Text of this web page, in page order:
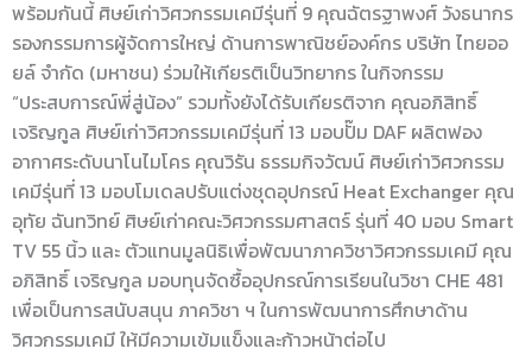
พร้อมกันนี้ ศิษย์เก่าวิศวกรรมเคมีรุ่นที่ 9 คุณฉัตรฐาพงศ์ วังธนากร
รองกรรมการผู้จัดการใหญ่ ด้านการพาณิชย์องค์กร บริษัท ไทยออ
ยล์ จำกัด (มหาชน) ร่วมให้เกียรติเป็นวิทยากร ในกิจกรรม
“ประสบการณ์พี่สู่น้อง” รวมทั้งยังได้รับเกียรติจาก คุณอภิสิทธิ์
เจริญกูล ศิษย์เก่าวิศวกรรมเคมีรุ่นที่ 13 มอบปั๊ม DAF ผลิตฟอง
อากาศระดับนาโนไมโคร คุณวิรัน ธรรมกิจวัฒน์ ศิษย์เก่าวิศวกรรม
เคมีรุ่นที่ 13 มอบโมเดลปรับแต่งชุดอุปกรณ์ Heat Exchanger คุณ
อุทัย ฉันทวิทย์ ศิษย์เก่าคณะวิศวกรรมศาสตร์ รุ่นที่ 40 มอบ Smart
TV 55 นิ้ว และ ตัวแทนมูลนิธิเพื่อพัฒนาภาควิชาวิศวกรรมเคมี คุณ
อภิสิทธิ์ เจริญกูล มอบทุนจัดซื้ออุปกรณ์การเรียนในวิชา CHE 481
เพื่อเป็นการสนับสนุน ภาควิชา ฯ ในการพัฒนาการศึกษาด้าน
วิศวกรรมเคมี ให้มีความเข้มแข็งและก้าวหน้าต่อไป